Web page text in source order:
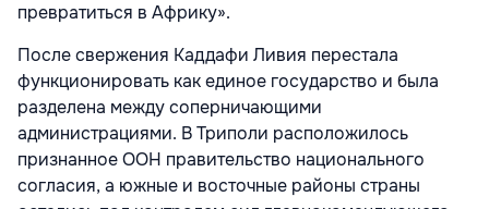
превратиться в Африку».
После свержения Каддафи Ливия перестала
функционировать как единое государство и была
разделена между соперничающими
администрациями. В Триполи расположилось
признанное ООН правительство национального
согласия, а южные и восточные районы страны